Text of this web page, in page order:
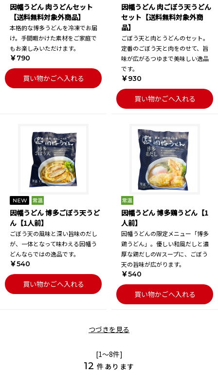
因幡うどん 肉うどんセット
【送料無料対象外商品】
本格的な博多うどんを冷凍でお届
け。手間暇かけた素材をご家庭で
もお楽しみいただけます。
￥790
買い物かごへ入れる
因幡うどん 肉ごぼう天うどん
セット【送料無料対象外商
品】
ごぼう天と肉とうどんのセット。
定番のごぼう天と肉をのせて、旨
味が広がるつゆまで美味しい逸品
です。
￥930
買い物かごへ入れる
因幡うどん 博多ごぼう天うど
ん【1人前】
ごぼう天の風味と深い旨味のだし
が、一体となって味わえる因幡う
どんならではの逸品です。
￥540
買い物かごへ入れる
因幡うどん 博多鶏うどん【1
人前】
因幡うどんの限定メニュー「博多
鶏うどん」。優しい和風だしと濃
厚な鶏だしのWスープに、ごぼう
天の旨味が広がります。
￥540
買い物かごへ入れる
つづきを見る
[1～8件]
12 件あります